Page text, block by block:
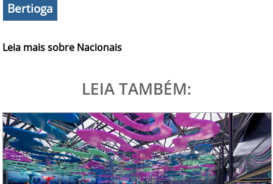
Bertioga
Leia mais sobre Nacionais
LEIA TAMBÉM: